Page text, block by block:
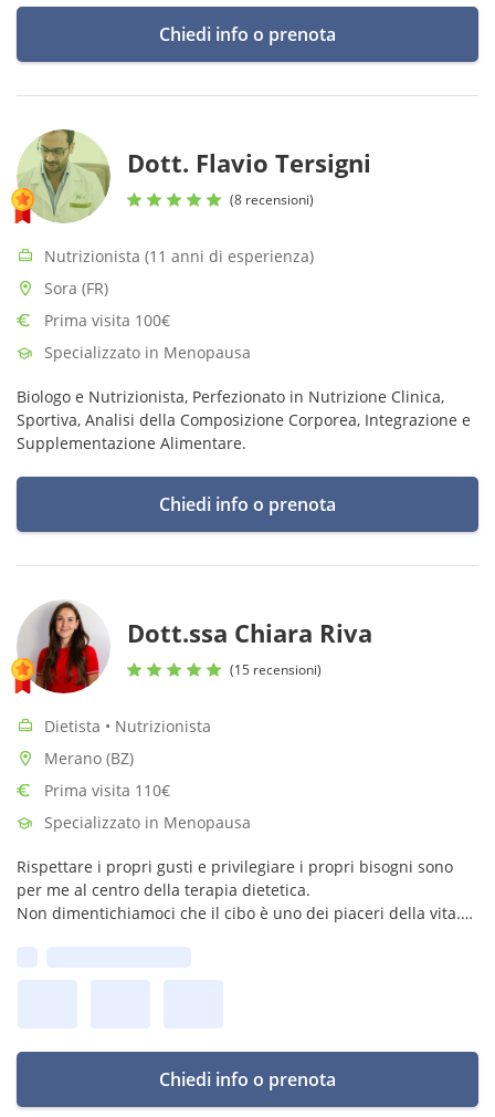
Chiedi info o prenota
Dott. Flavio Tersigni
(8 recensioni)
Nutrizionista (11 anni di esperienza)
Sora (FR)
Prima visita 100€
Specializzato in Menopausa
Biologo e Nutrizionista, Perfezionato in Nutrizione Clinica,
Sportiva, Analisi della Composizione Corporea, Integrazione e
Supplementazione Alimentare.
Chiedi info o prenota
Dott.ssa Chiara Riva
(15 recensioni)
Dietista • Nutrizionista
Merano (BZ)
Prima visita 110€
Specializzato in Menopausa
Rispettare i propri gusti e privilegiare i propri bisogni sono
per me al centro della terapia dietetica.
Non dimentichiamoci che il cibo è uno dei piaceri della vita.
Chiedi info o prenota